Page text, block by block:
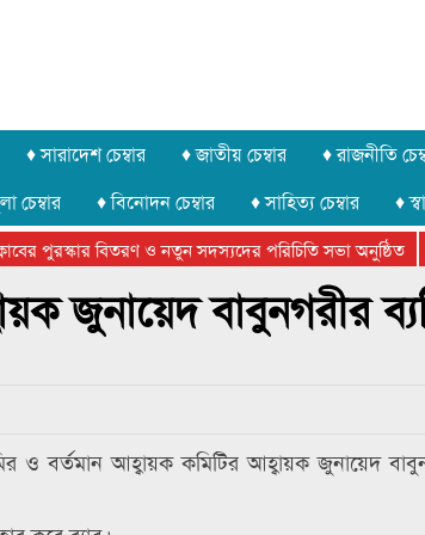
♦ সারাদেশ চেম্বার ♦ জাতীয় চেম্বার ♦ রাজনীতি
চেম্বার ♦ বিনোদন চেম্বার ♦ সাহিত্য চেম্বার ♦
পুরস্কার বিতরণ ও নতুন সদস্যদের পরিচিতি সভা অনুষ্ঠিত
খুনি সায়েমের আদালতে আত্মসমর্পন, ৫ দিনের রিমান্ড চাইবে
জুনায়েদ বাবুনগরীর
ও বর্তমান আহ্বায়ক কমিটির আহ্বায়ক জুনায়েদ